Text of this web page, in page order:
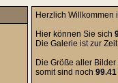
Herzlich Willkommen
Hier können Sie sich
Die Galerie ist zur
Die Größe aller
somit sind noch 99.41